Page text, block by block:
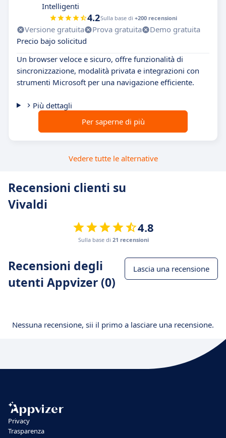
Intelligenti
4.2Sulla base di +200 recensioni
Versione gratuita Prova gratuita
Demo gratuita
Precio bajo solicitud
Un browser veloce e sicuro, offre funzionalità di
sincronizzazione, modalità privata e integrazioni con
strumenti Microsoft per una navigazione efficiente.
Più dettagli
Per saperne di più
Vedere tutte le alternative
Recensioni clienti su
Vivaldi
4.8
Sulla base di 21 recensioni
Recensioni degli
utenti Appvizer (0)
Lascia una recensione
Nessuna recensione, sii il primo a lasciare una recensione.
Privacy
Trasparenza